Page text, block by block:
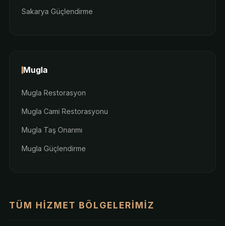
Sakarya Güçlendirme
Mugla
Mugla Restorasyon
Mugla Cami Restorasyonu
Mugla Taş Onarımı
Mugla Güçlendirme
TÜM HIZMET BÖLGELERIMIZ